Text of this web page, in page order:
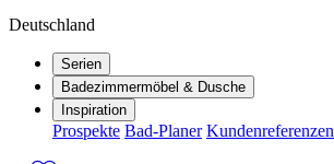
Deutschland
Serien
Badezimmermöbel & Dusche
Inspiration
Prospekte Bad-Planer Kundenreferenzen